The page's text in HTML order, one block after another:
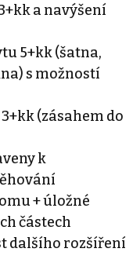
a navýšení
5+kk (šatna,
s možností
(zásahem do
k
+ úložné
částech
dalšího rozšíření